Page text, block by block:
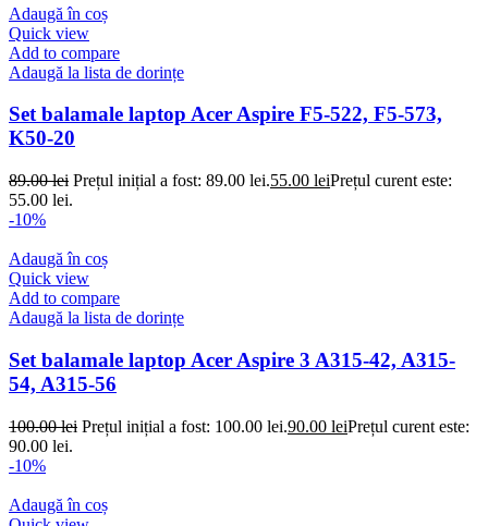
Adaugă în coș
Quick view
Add to compare
Adaugă la lista de dorințe
Set balamale laptop Acer Aspire F5-522, F5-573,
K50-20
89.00lei Prețul inițial a fost: 89.00 lei.55.00 leiPrețul curent este:
55.00 lei.
-10%
Adaugă în coș
Quick view
Add to compare
Adaugă la lista de dorințe
Set balamale laptop Acer Aspire 3 A315-42, A315-
54, A315-56
100.00lei Prețul inițial a fost: 100.00 lei.90.00 leiPrețul curent este:
90.00 lei.
-10%
Adaugă în coș